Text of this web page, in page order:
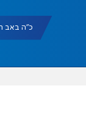
כ"ה באב תשפ"ו